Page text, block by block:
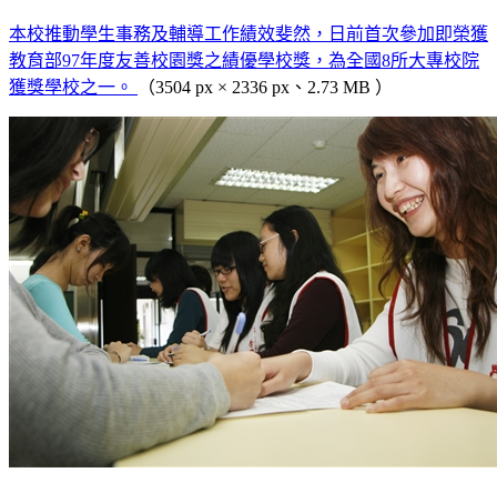
本校推動學生事務及輔導工作績效斐然，日前首次參加即榮獲
教育部97年度友善校園獎之績優學校獎，為全國8所大專校院
獲獎學校之一。
（3504 px × 2336 px、2.73 MB ）